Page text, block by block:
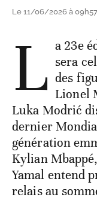
Le 11/06/2026 à 09h57
L a 23e
sera
des
Lionel
Luka Modrić
dernier
génération
Kylian
Yamal entend
relais au